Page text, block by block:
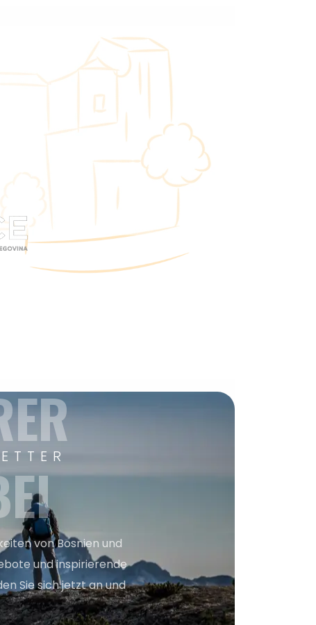
von Bosnien und
und inspirierende
Sie sich jetzt an und